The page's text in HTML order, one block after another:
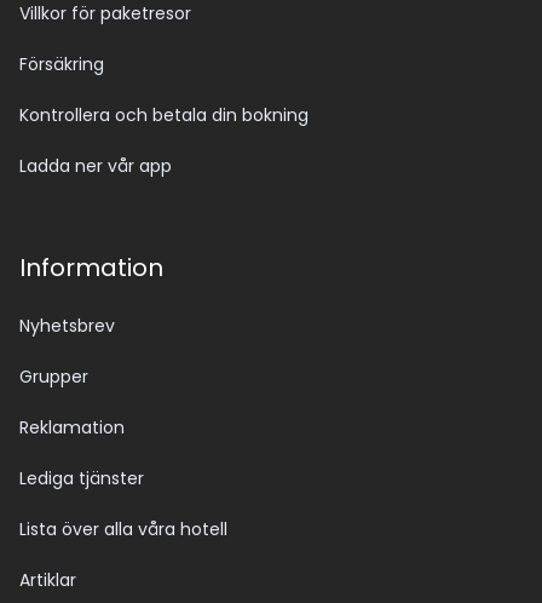
Villkor för paketresor
Försäkring
Kontrollera och betala din bokning
Ladda ner vår app
Information
Nyhetsbrev
Grupper
Reklamation
Lediga tjänster
Lista över alla våra hotell
Artiklar